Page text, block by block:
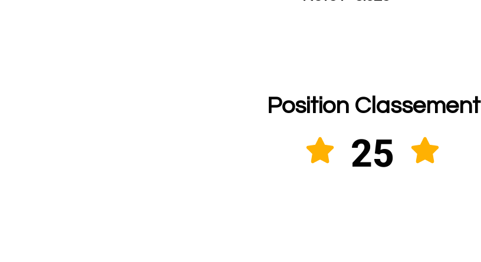
Position Classement
25